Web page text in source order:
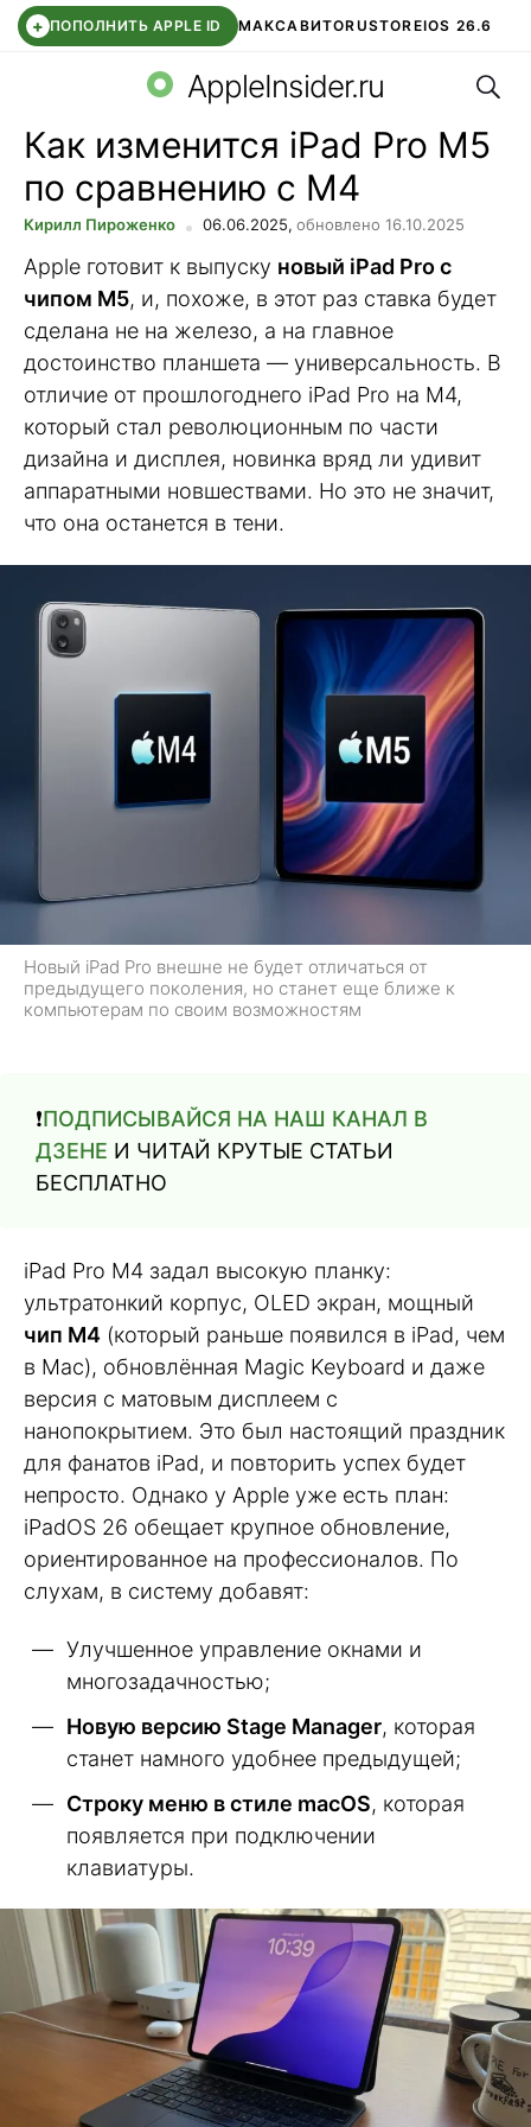
+ ПОПОЛНИТЬ APPLE ID МАКСАВИТОRUSTOREIOS 26.6
СБЕР КИДС ВТБ ОНЛАЙН ЧАТ В ROBLOX
AppleInsider.ru
Как изменится iPad Pro M5
по сравнению с M4
Кирилл Пироженко 06.06.2025, обновлено 16.10.2025
Apple готовит к выпуску новый iPad Pro с
чипом M5, и, похоже, в этот раз ставка будет
сделана не на железо, а на главное
достоинство планшета — универсальность. В
отличие от прошлогоднего iPad Pro на M4,
который стал революционным по части
дизайна и дисплея, новинка вряд ли удивит
аппаратными новшествами. Но это не значит,
что она останется в тени.
Новый iPad Pro внешне не будет отличаться от
предыдущего поколения, но станет еще ближе к
компьютерам по своим возможностям
❗️ПОДПИСЫВАЙСЯ НА НАШ КАНАЛ В
ДЗЕНЕ И ЧИТАЙ КРУТЫЕ СТАТЬИ
БЕСПЛАТНО
iPad Pro M4 задал высокую планку:
ультратонкий корпус, OLED экран, мощный
чип M4 (который раньше появился в iPad, чем
в Mac), обновлённая Magic Keyboard и даже
версия с матовым дисплеем с
нанопокрытием. Это был настоящий праздник
для фанатов iPad, и повторить успех будет
непросто. Однако у Apple уже есть план:
iPadOS 26 обещает крупное обновление,
ориентированное на профессионалов. По
слухам, в систему добавят:
Улучшенное управление окнами и
многозадачностью;
Новую версию Stage Manager, которая
станет намного удобнее предыдущей;
Строку меню в стиле macOS, которая
появляется при подключении
клавиатуры.